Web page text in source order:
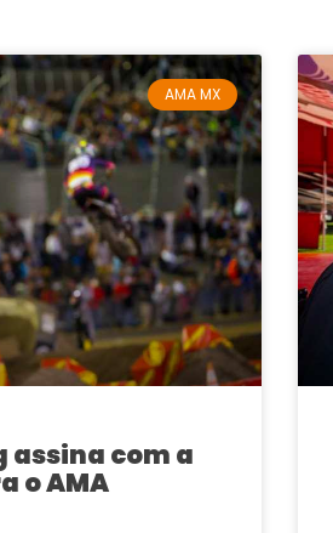
AMA MX
assina com a
o AMA